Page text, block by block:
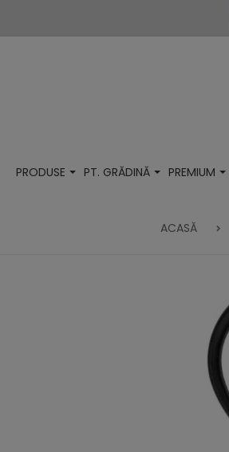
PRODUSE PT. GRĂDINĂ PREMIUM
ACASĂ